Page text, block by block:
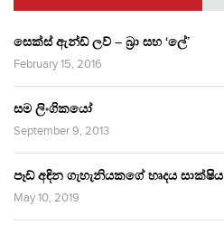
සෙක්ස් ඇන්ඩ් ලව් – බ්‍රා සහ ‘ලේ’
February 15, 2016
සම ලිංගිකයෝ
September 9, 2013
පෑඩ් අඳින ගැහැනියකගේ හෘදය සාක්ෂිය
May 10, 2019